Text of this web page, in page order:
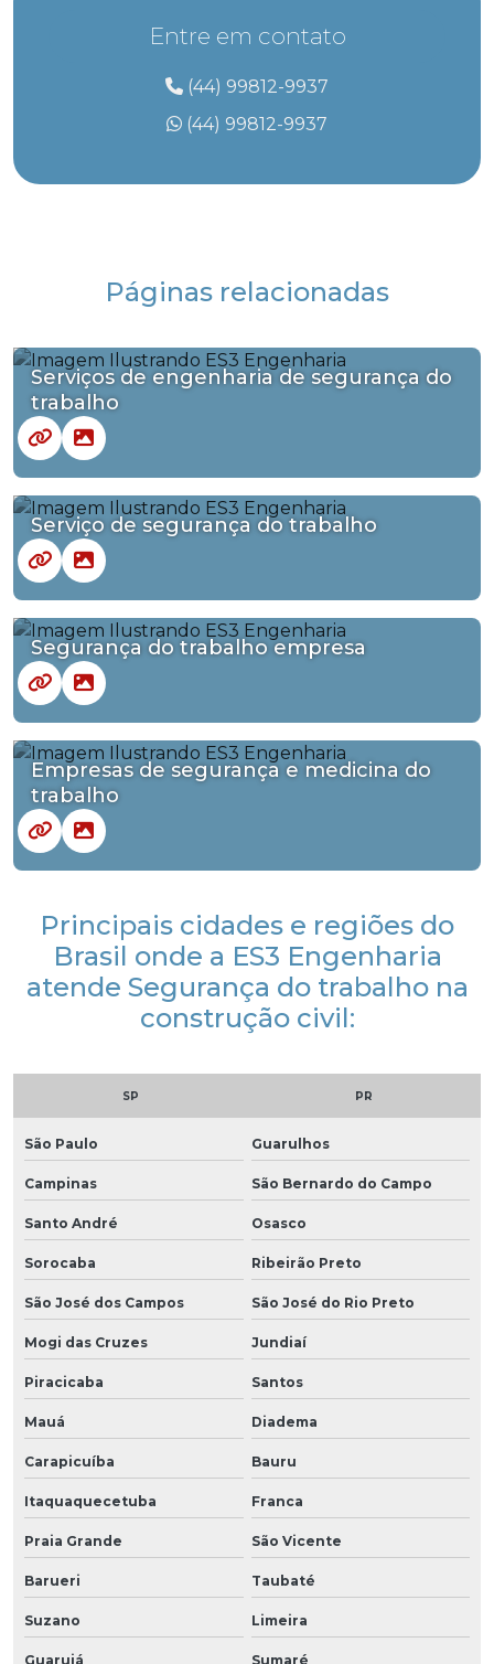
Entre em contato
(44) 99812-9937
(44) 99812-9937
Páginas relacionadas
Serviços de engenharia de segurança do
trabalho
Serviço de segurança do trabalho
Segurança do trabalho empresa
Empresas de segurança e medicina do
trabalho
Principais cidades e regiões do
Brasil onde a ES3 Engenharia
atende Segurança do trabalho na
construção civil:
SP PR
São Paulo Guarulhos
Campinas São Bernardo do Campo
Santo André Osasco
Sorocaba Ribeirão Preto
São José dos Campos São José do Rio Preto
Mogi das Cruzes Jundiaí
Piracicaba Santos
Mauá Diadema
Carapicuíba Bauru
Itaquaquecetuba Franca
Praia Grande São Vicente
Barueri Taubaté
Suzano Limeira
Guarujá Sumaré